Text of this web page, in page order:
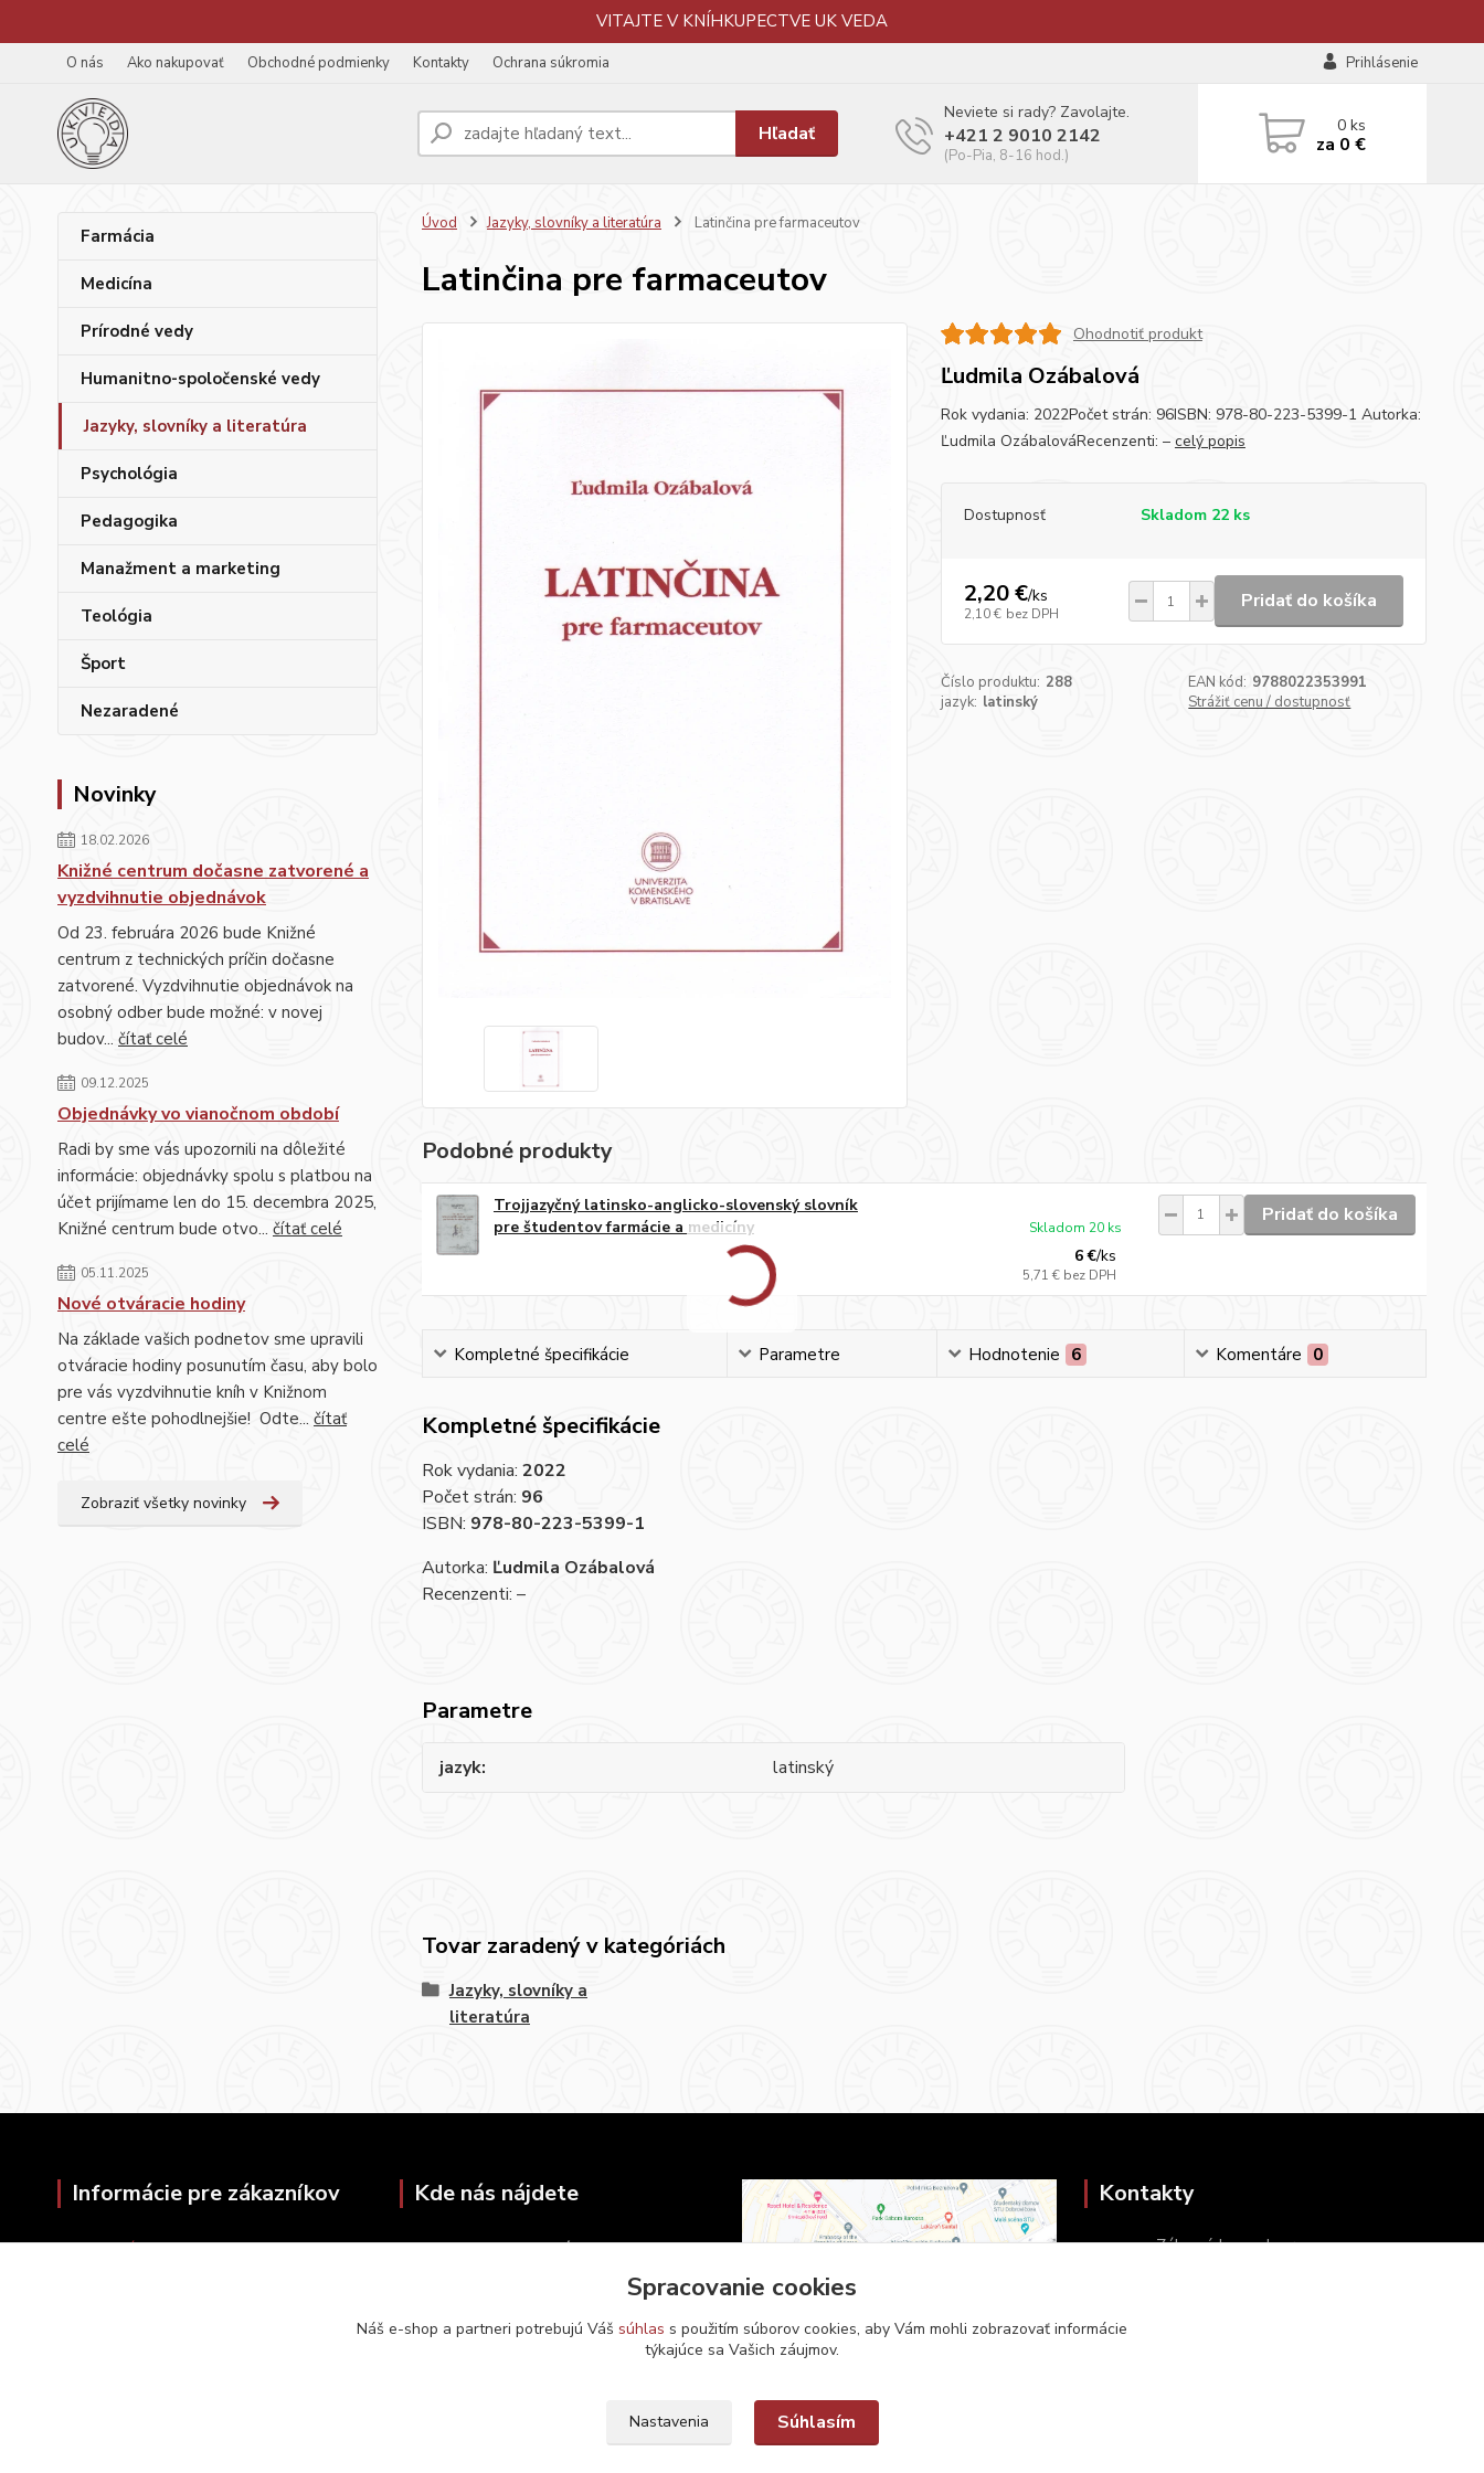
VITAJTE V KNÍHKUPECTVE UK VEDA
O nás Ako nakupovať Obchodné podmienky Kontakty Ochrana súkromia Prihlásenie
Hľadať
Neviete si rady? Zavolajte.
+421 2 9010 2142
(Po-Pia, 8-16 hod.)
0ks
za 0 €
Farmácia
Medicína
Prírodné vedy
Humanitno-spoločenské vedy
Jazyky, slovníky a literatúra
Psychológia
Pedagogika
Manažment a marketing
Teológia
Šport
Nezaradené
Novinky
18.02.2026
Knižné centrum dočasne zatvorené a
vyzdvihnutie objednávok
Od 23. februára 2026 bude Knižné
centrum z technických príčin dočasne
zatvorené. Vyzdvihnutie objednávok na
osobný odber bude možné: v novej
budov... čítať celé
09.12.2025
Objednávky vo vianočnom období
Radi by sme vás upozornili na dôležité
informácie: objednávky spolu s platbou na
účet prijímame len do 15. decembra 2025,
Knižné centrum bude otvo... čítať celé
05.11.2025
Nové otváracie hodiny
Na základe vašich podnetov sme upravili
otváracie hodiny posunutím času, aby bolo
pre vás vyzdvihnutie kníh v Knižnom
centre ešte pohodlnejšie! Odte... čítať
celé
Zobraziť všetky novinky
Úvod Jazyky, slovníky a literatúra Latinčina pre farmaceutov
Latinčina pre farmaceutov
Ohodnotiť produkt
Ľudmila Ozábalová
Rok vydania: 2022Počet strán: 96ISBN: 978-80-223-5399-1 Autorka:
Ľudmila OzábalováRecenzenti: – celý popis
Dostupnosť Skladom 22 ks
2,20 €/ks
2,10 € bez DPH
Pridať do košíka
Číslo produktu: 288 EAN kód: 9788022353991
jazyk: latinský Strážiť cenu / dostupnosť
Podobné produkty
Trojjazyčný latinsko-anglicko-slovenský slovník
pre študentov farmácie a medicíny
6 €/ks
5,71 € bez DPH
Skladom 20 ks
Pridať do košíka
Kompletné špecifikácie Parametre Hodnotenie 6 Komentáre 0
Kompletné špecifikácie
Rok vydania: 2022
Počet strán: 96
ISBN: 978-80-223-5399-1
Autorka: Ľudmila Ozábalová
Recenzenti: –
Parametre
jazyk latinský
Tovar zaradený v kategóriách
Jazyky, slovníky a
literatúra
Informácie pre zákazníkov
O nás
Kde nás nájdete
Univerzita Komenského v Bratislave
Kontakty
Zákaznícka podpora
Spracovanie cookies
Náš e-shop a partneri potrebujú Váš súhlas s použitím súborov cookies, aby Vám mohli zobrazovať informácie
týkajúce sa Vašich záujmov.
Nastavenia Súhlasím